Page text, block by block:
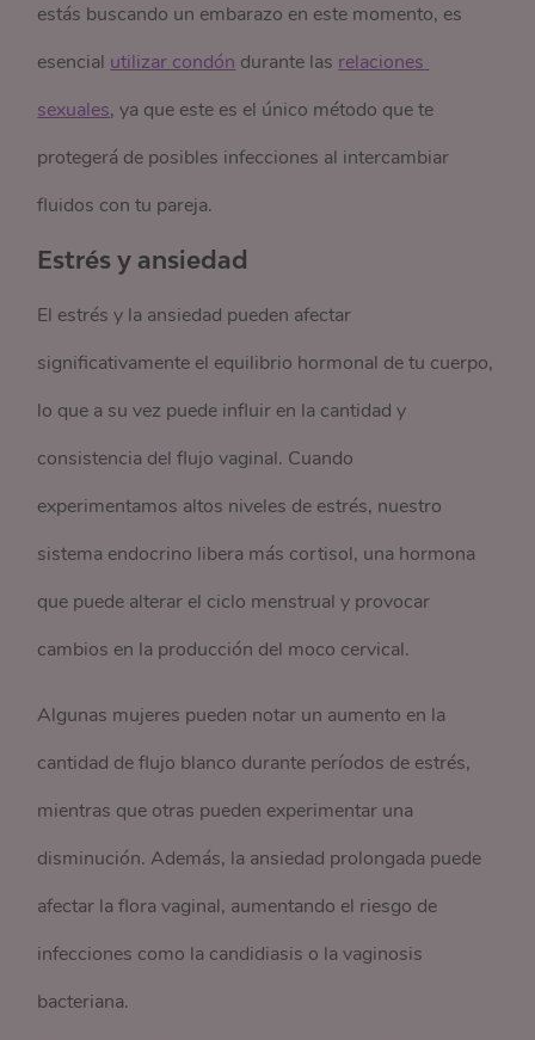
estás buscando un embarazo en este momento, es
esencial utilizar condón durante las relaciones
sexuales, ya que este es el único método que te
protegerá de posibles infecciones al intercambiar
fluidos con tu pareja.
Estrés y ansiedad
El estrés y la ansiedad pueden afectar
significativamente el equilibrio hormonal de tu cuerpo,
lo que a su vez puede influir en la cantidad y
consistencia del flujo vaginal. Cuando
experimentamos altos niveles de estrés, nuestro
sistema endocrino libera más cortisol, una hormona
que puede alterar el ciclo menstrual y provocar
cambios en la producción del moco cervical.
Algunas mujeres pueden notar un aumento en la
cantidad de flujo blanco durante períodos de estrés,
mientras que otras pueden experimentar una
disminución. Además, la ansiedad prolongada puede
afectar la flora vaginal, aumentando el riesgo de
infecciones como la candidiasis o la vaginosis
bacteriana.